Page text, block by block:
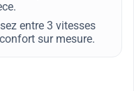
entre 3 vitesses
sur mesure.